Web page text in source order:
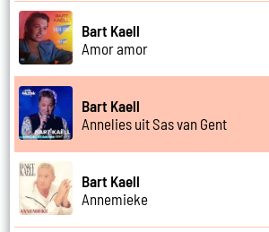
Bart Kaell
Amor amor
Bart Kaell
Annelies uit Sas van Gent
Bart Kaell
Annemieke